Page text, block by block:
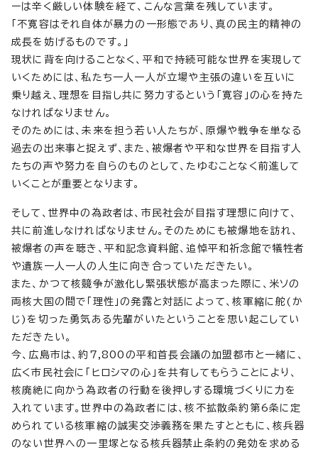
ーは辛く厳しい体験を経て、こんな言葉を残しています。
「不寛容はそれ自体が暴力の一形態であり、真の民主的精神の
成長を妨げるものです。」
現状に背を向けることなく、平和で持続可能な世界を実現して
いくためには、私たち一人一人が立場や主張の違いを互いに
乗り越え、理想を目指し共に努力するという「寛容」の心を持た
なければなりません。
そのためには、未来を担う若い人たちが、原爆や戦争を単なる
過去の出来事と捉えず、また、被爆者や平和な世界を目指す人
たちの声や努力を自らのものとして、たゆむことなく前進して
いくことが重要となります。
そして、世界中の為政者は、市民社会が目指す理想に向けて、
共に前進しなければなりません。そのためにも被爆地を訪れ、
被爆者の声を聴き、平和記念資料館、追悼平和祈念館で犠牲者
や遺族一人一人の人生に向き合っていただきたい。
また、かつて核競争が激化し緊張状態が高まった際に、米ソの
両核大国の間で「理性」の発露と対話によって、核軍縮に舵(か
じ)を切った勇気ある先輩がいたということを思い起こしてい
ただきたい。
今、広島市は、約7,800の平和首長会議の加盟都市と一緒に、
広く市民社会に「ヒロシマの心」を共有してもらうことにより、
核廃絶に向かう為政者の行動を後押しする環境づくりに力を
入れています。世界中の為政者には、核不拡散条約第6条に定
められている核軍縮の誠実交渉義務を果たすとともに、核兵器
のない世界への一里塚となる核兵器禁止条約の発効を求める